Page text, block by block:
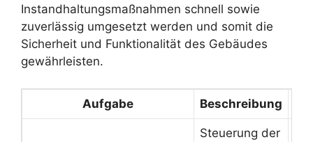
Instandhaltungsmaßnahmen schnell sowie
zuverlässig umgesetzt werden und somit die
Sicherheit und Funktionalität des Gebäudes
gewährleisten.
Aufgabe Beschreibung
Steuerung der